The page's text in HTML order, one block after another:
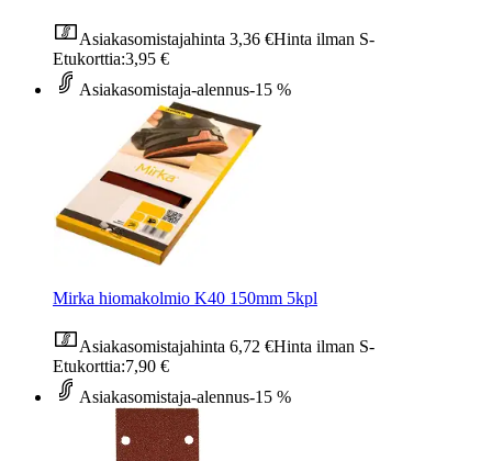
Asiakasomistajahinta 3,36 €Hinta ilman S-
Etukorttia:3,95 €
Asiakasomistaja-alennus-15 %
Mirka hiomakolmio K40 150mm 5kpl
Asiakasomistajahinta 6,72 €Hinta ilman S-
Etukorttia:7,90 €
Asiakasomistaja-alennus-15 %